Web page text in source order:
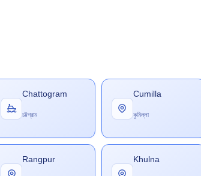
Chattogram
চট্টগ্রাম
Cumilla
কুমিল্লা
Rangpur Khulna